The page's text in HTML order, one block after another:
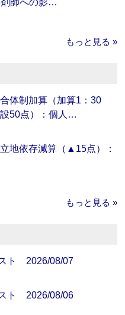
剤師への影…
もっと見る »
体制加算（加算1：30
50点）：個人…
地依存減算（▲15点）：
もっと見る »
ト 2026/08/07
ト 2026/08/06